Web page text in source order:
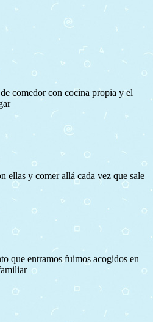
comedor con cocina propia y el
ellas y comer allá cada vez que sale
que entramos fuimos acogidos en